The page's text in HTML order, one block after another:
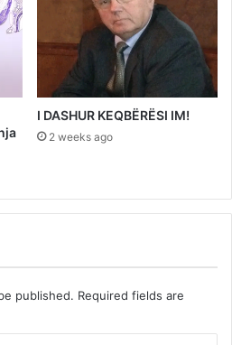
I DASHUR KEQBËRËSI IM!
2 weeks ago
published. Required fields are